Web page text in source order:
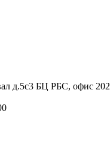
д.5с3 БЦ РБС, офис 202